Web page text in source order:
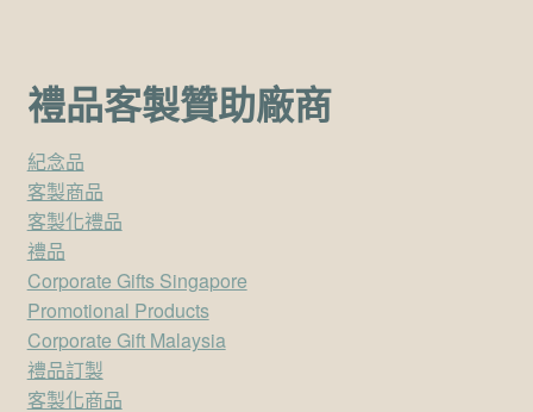
禮品客製贊助廠商
紀念品
客製商品
客製化禮品
禮品
Corporate Gifts Singapore
Promotional Products
Corporate Gift Malaysia
禮品訂製
客製化商品